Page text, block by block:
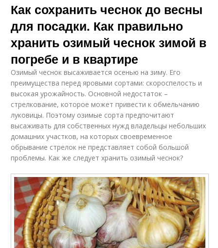
Как сохранить чеснок до весны
для посадки. Как правильно
хранить озимый чеснок зимой в
погребе и в квартире
Озимый чеснок высаживается осенью на зиму. Его
преимущества перед яровыми сортами: скороспелость и
высокая урожайность. Основной недостаток –
стрелкование, которое может привести к обмельчанию
луковицы. Поэтому озимые сорта предпочитают
высаживать для собственных нужд владельцы небольших
домашних участков, на которых своевременное
обрывание стрелок не представляет собой большой
проблемы. Как же следует хранить озимый чеснок?